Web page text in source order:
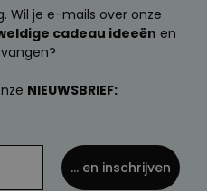
Wil je e-mails over onze
cadeau ideeën en
NIEUWSBRIEF:
... en inschrijven